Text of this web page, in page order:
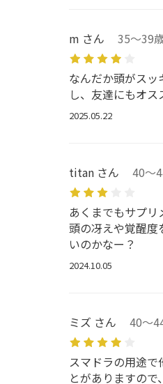
m さん 35～39
なんだか頭がスッ
し、友達にもオ
2025.05.22
titan さん 40～
あくまでもサプ
頭の冴えや覚醒度
いのかなー？
2024.10.05
ミズ さん 40～
スマドラの用途
とがありますの